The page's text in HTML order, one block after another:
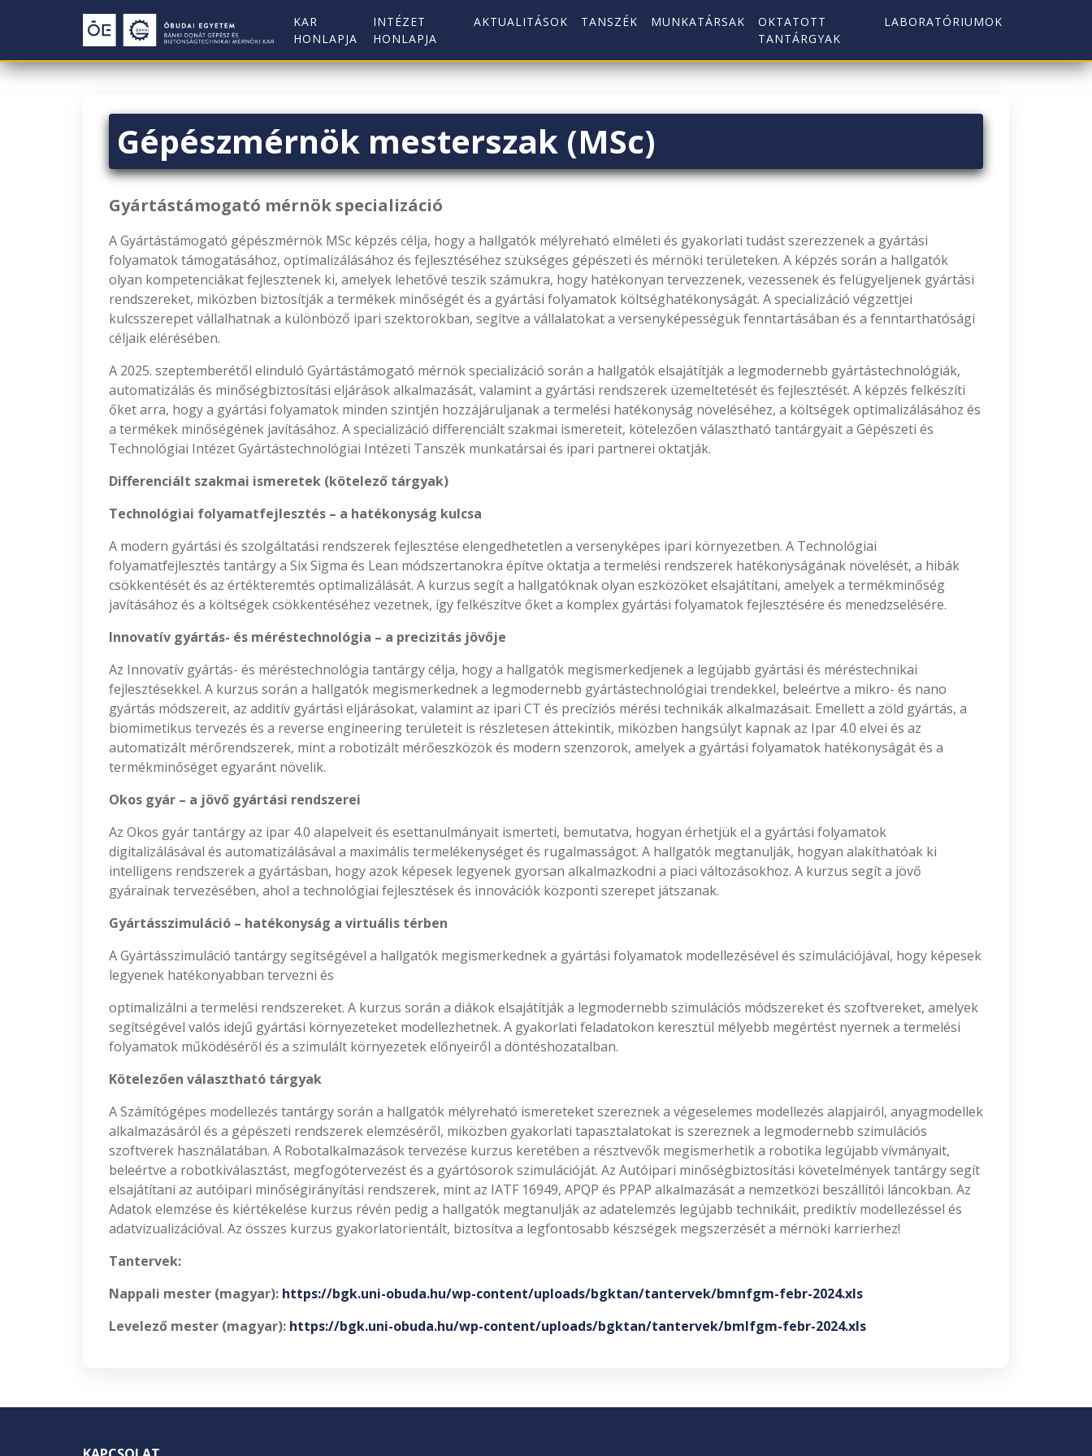
KAR
HONLAPJA
INTÉZET
HONLAPJA
AKTUALITÁSOK TANSZÉK MUNKATÁRSAK
OKTATOTT
TANTÁRGYAK
LABORATÓRIUMOK
Gépészmérnök mesterszak (MSc)
Gyártástámogató mérnök specializáció
A Gyártástámogató gépészmérnök MSc képzés célja, hogy a hallgatók mélyreható elméleti és gyakorlati tudást szerezzenek a gyártási
folyamatok támogatásához, optimalizálásához és fejlesztéséhez szükséges gépészeti és mérnöki területeken. A képzés során a hallgatók
olyan kompetenciákat fejlesztenek ki, amelyek lehetővé teszik számukra, hogy hatékonyan tervezzenek, vezessenek és felügyeljenek gyártási
rendszereket, miközben biztosítják a termékek minőségét és a gyártási folyamatok költséghatékonyságát. A specializáció végzettjei
kulcsszerepet vállalhatnak a különböző ipari szektorokban, segítve a vállalatokat a versenyképességük fenntartásában és a fenntarthatósági
céljaik elérésében.
A 2025. szeptemberétől elinduló Gyártástámogató mérnök specializáció során a hallgatók elsajátítják a legmodernebb gyártástechnológiák,
automatizálás és minőségbiztosítási eljárások alkalmazását, valamint a gyártási rendszerek üzemeltetését és fejlesztését. A képzés felkészíti
őket arra, hogy a gyártási folyamatok minden szintjén hozzájáruljanak a termelési hatékonyság növeléséhez, a költségek optimalizálásához és
a termékek minőségének javításához. A specializáció differenciált szakmai ismereteit, kötelezően választható tantárgyait a Gépészeti és
Technológiai Intézet Gyártástechnológiai Intézeti Tanszék munkatársai és ipari partnerei oktatják.
Differenciált szakmai ismeretek (kötelező tárgyak)
Technológiai folyamatfejlesztés – a hatékonyság kulcsa
A modern gyártási és szolgáltatási rendszerek fejlesztése elengedhetetlen a versenyképes ipari környezetben. A Technológiai
folyamatfejlesztés tantárgy a Six Sigma és Lean módszertanokra építve oktatja a termelési rendszerek hatékonyságának növelését, a hibák
csökkentését és az értékteremtés optimalizálását. A kurzus segít a hallgatóknak olyan eszközöket elsajátítani, amelyek a termékminőség
javításához és a költségek csökkentéséhez vezetnek, így felkészítve őket a komplex gyártási folyamatok fejlesztésére és menedzselésére.
Innovatív gyártás- és méréstechnológia – a precizitás jövője
Az Innovatív gyártás- és méréstechnológia tantárgy célja, hogy a hallgatók megismerkedjenek a legújabb gyártási és méréstechnikai
fejlesztésekkel. A kurzus során a hallgatók megismerkednek a legmodernebb gyártástechnológiai trendekkel, beleértve a mikro- és nano
gyártás módszereit, az additív gyártási eljárásokat, valamint az ipari CT és precíziós mérési technikák alkalmazásait. Emellett a zöld gyártás, a
biomimetikus tervezés és a reverse engineering területeit is részletesen áttekintik, miközben hangsúlyt kapnak az Ipar 4.0 elvei és az
automatizált mérőrendszerek, mint a robotizált mérőeszközök és modern szenzorok, amelyek a gyártási folyamatok hatékonyságát és a
termékminőséget egyaránt növelik.
Okos gyár – a jövő gyártási rendszerei
Az Okos gyár tantárgy az ipar 4.0 alapelveit és esettanulmányait ismerteti, bemutatva, hogyan érhetjük el a gyártási folyamatok
digitalizálásával és automatizálásával a maximális termelékenységet és rugalmasságot. A hallgatók megtanulják, hogyan alakíthatóak ki
intelligens rendszerek a gyártásban, hogy azok képesek legyenek gyorsan alkalmazkodni a piaci változásokhoz. A kurzus segít a jövő
gyárainak tervezésében, ahol a technológiai fejlesztések és innovációk központi szerepet játszanak.
Gyártásszimuláció – hatékonyság a virtuális térben
A Gyártásszimuláció tantárgy segítségével a hallgatók megismerkednek a gyártási folyamatok modellezésével és szimulációjával, hogy képesek
legyenek hatékonyabban tervezni és
optimalizálni a termelési rendszereket. A kurzus során a diákok elsajátítják a legmodernebb szimulációs módszereket és szoftvereket, amelyek
segítségével valós idejű gyártási környezeteket modellezhetnek. A gyakorlati feladatokon keresztül mélyebb megértést nyernek a termelési
folyamatok működéséről és a szimulált környezetek előnyeiről a döntéshozatalban.
Kötelezően választható tárgyak
A Számítógépes modellezés tantárgy során a hallgatók mélyreható ismereteket szereznek a végeselemes modellezés alapjairól, anyagmodellek
alkalmazásáról és a gépészeti rendszerek elemzéséről, miközben gyakorlati tapasztalatokat is szereznek a legmodernebb szimulációs
szoftverek használatában. A Robotalkalmazások tervezése kurzus keretében a résztvevők megismerhetik a robotika legújabb vívmányait,
beleértve a robotkiválasztást, megfogótervezést és a gyártósorok szimulációját. Az Autóipari minőségbiztosítási követelmények tantárgy segít
elsajátítani az autóipari minőségirányítási rendszerek, mint az IATF 16949, APQP és PPAP alkalmazását a nemzetközi beszállítói láncokban. Az
Adatok elemzése és kiértékelése kurzus révén pedig a hallgatók megtanulják az adatelemzés legújabb technikáit, prediktív modellezéssel és
adatvizualizációval. Az összes kurzus gyakorlatorientált, biztosítva a legfontosabb készségek megszerzését a mérnöki karrierhez!
Tantervek:
Nappali mester (magyar): https://bgk.uni-obuda.hu/wp-content/uploads/bgktan/tantervek/bmnfgm-febr-2024.xls
Levelező mester (magyar): https://bgk.uni-obuda.hu/wp-content/uploads/bgktan/tantervek/bmlfgm-febr-2024.xls